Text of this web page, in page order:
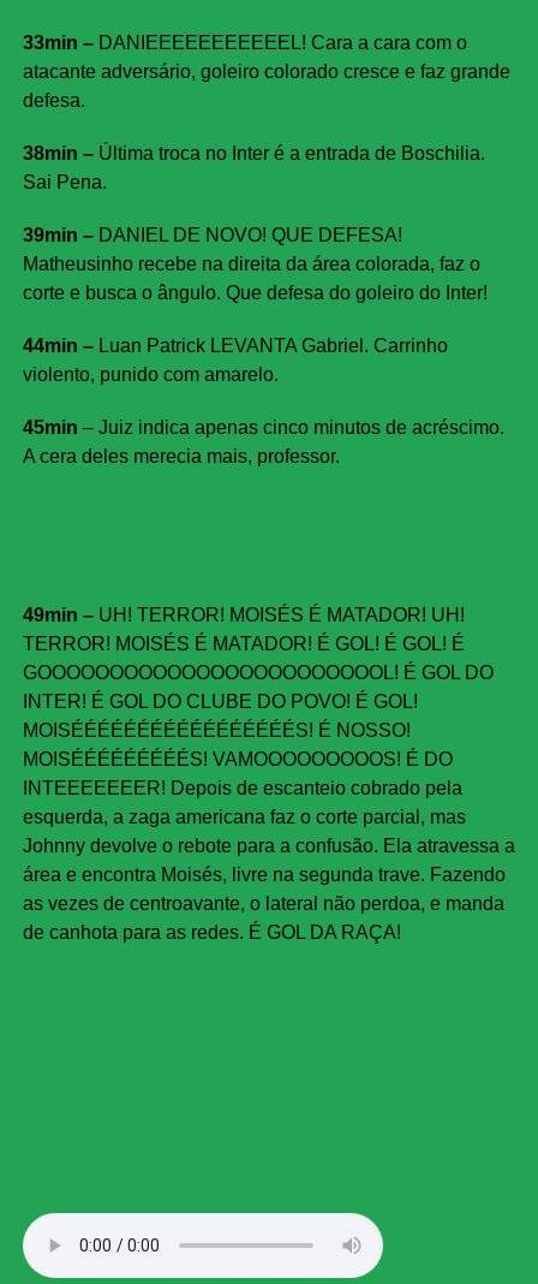
33min – DANIEEEEEEEEEEEL! Cara a cara com o
atacante adversário, goleiro colorado cresce e faz grande
defesa.
38min – Última troca no Inter é a entrada de Boschilia.
Sai Pena.
39min – DANIEL DE NOVO! QUE DEFESA!
Matheusinho recebe na direita da área colorada, faz o
corte e busca o ângulo. Que defesa do goleiro do Inter!
44min – Luan Patrick LEVANTA Gabriel. Carrinho
violento, punido com amarelo.
45min – Juiz indica apenas cinco minutos de acréscimo.
A cera deles merecia mais, professor.
49min –UH! TERROR! MOISÉS É MATADOR! UH!
TERROR! MOISÉS É MATADOR! É GOL! É GOL! É
GOOOOOOOOOOOOOOOOOOOOOOOOL! É GOL DO
INTER! É GOL DO CLUBE DO POVO! É GOL!
MOISÉÉÉÉÉÉÉÉÉÉÉÉÉÉÉÉÉS! É NOSSO!
MOISÉÉÉÉÉÉÉÉÉS! VAMOOOOOOOOOS! É DO
INTEEEEEEER! Depois de escanteio cobrado pela
esquerda, a zaga americana faz o corte parcial, mas
Johnny devolve o rebote para a confusão. Ela atravessa a
área e encontra Moisés, livre na segunda trave. Fazendo
as vezes de centroavante, o lateral não perdoa, e manda
de canhota para as redes. É GOL DA RAÇA!